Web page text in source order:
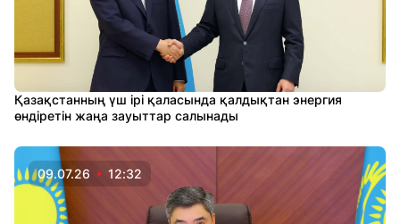
Қазақстанның үш ірі қаласында қалдықтан энергия
өндіретін жаңа зауыттар салынады
09.07.26 12:32